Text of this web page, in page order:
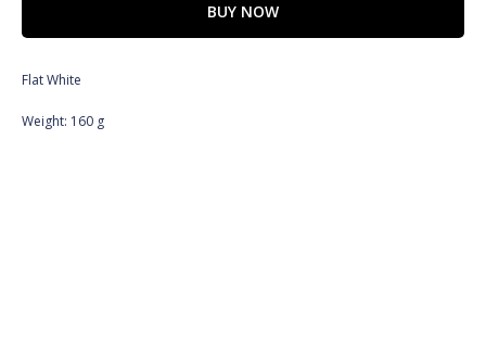
BUY NOW
Flat White
Weight: 160 g